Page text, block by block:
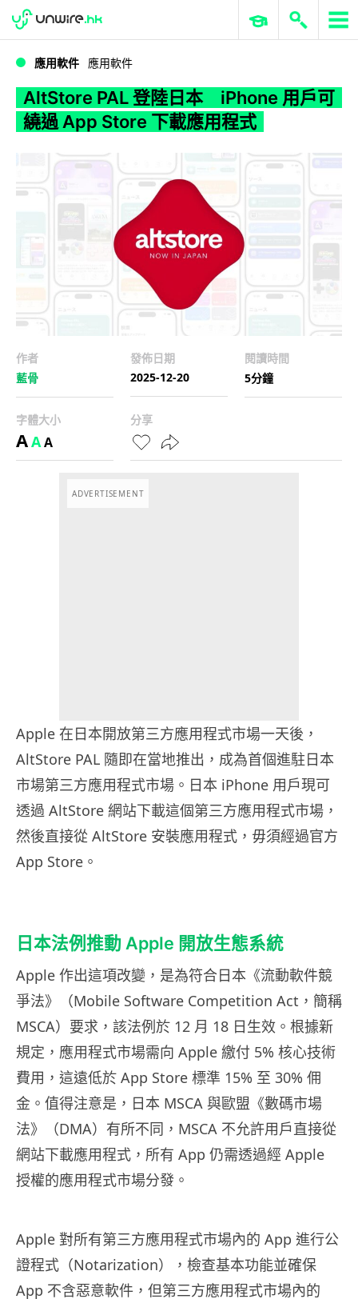
WWDC 2026 ERP 與商業 AI
應用軟件 應用軟件
AltStore PAL 登陸日本 iPhone 用戶可
繞過 App Store 下載應用程式
作者
藍骨
發佈日期
2025-12-20
閱讀時間
5分鐘
字體大小
AAA
分享
ADVERTISEMENT
Apple 在日本開放第三方應用程式市場一天後，
AltStore PAL 隨即在當地推出，成為首個進駐日本
市場第三方應用程式市場。日本 iPhone 用戶現可
透過 AltStore 網站下載這個第三方應用程式市場，
然後直接從 AltStore 安裝應用程式，毋須經過官方
App Store。
日本法例推動 Apple 開放生態系統
Apple 作出這項改變，是為符合日本《流動軟件競
爭法》（Mobile Software Competition Act，簡稱
MSCA）要求，該法例於 12 月 18 日生效。根據新
規定，應用程式市場需向 Apple 繳付 5% 核心技術
費用，這遠低於 App Store 標準 15% 至 30% 佣
金。值得注意是，日本 MSCA 與歐盟《數碼市場
法》（DMA）有所不同，MSCA 不允許用戶直接從
網站下載應用程式，所有 App 仍需透過經 Apple
授權的應用程式市場分發。
Apple 對所有第三方應用程式市場內的 App 進行公
證程式（Notarization），檢查基本功能並確保
App 不含惡意軟件，但第三方應用程式市場內的